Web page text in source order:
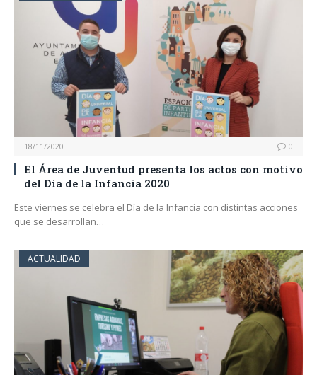
18/11/2020 0
El Área de Juventud presenta los actos con motivo
del Día de la Infancia 2020
Este viernes se celebra el Día de la Infancia con distintas acciones
que se desarrollan…
ACTUALIDAD